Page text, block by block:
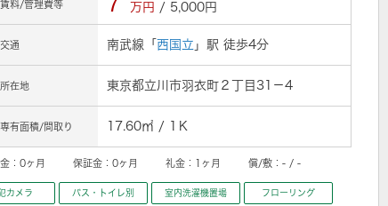
賃料/管理費等 万円 / 5,000円
交通 南武線「 西国立 」駅 徒歩4分
所在地 東京都立川市羽衣町２丁目31－4
専有面積/間取り 17.60㎡ / 1Ｋ
： 0ヶ月 保証金： 0ヶ月 礼金： 1ヶ月 償/敷： - / -
カメラ バス・トイレ別 室内洗濯機置場 フローリング